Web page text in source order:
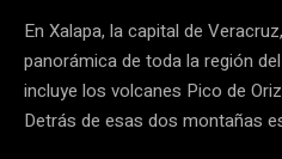
En Xalapa, la capital de
panorámica de toda la región
incluye los volcanes Pico de
Detrás de esas dos montañas